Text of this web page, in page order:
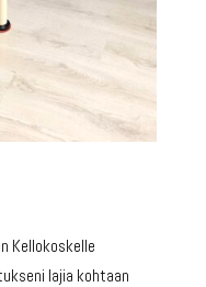
Kellokoskelle
lajia kohtaan